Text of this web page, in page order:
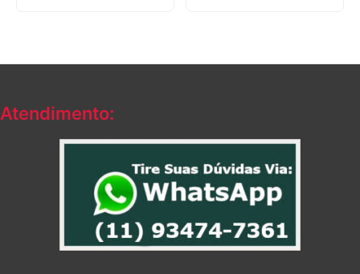
Atendimento: